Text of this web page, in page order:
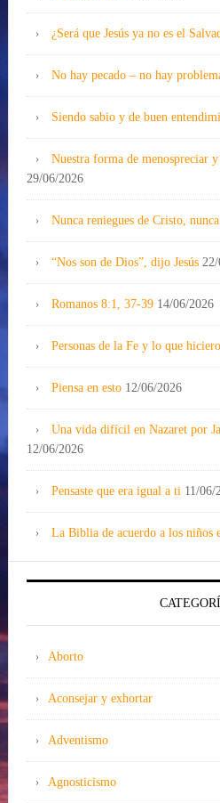
¿Será que Jesús ya no es el
No hay pecado – no hay
Siendo sabio y de buen
Nuestra forma de menospreciar
29/06/2026
Nunca reniegues de Cristo, nunca
“Nos son de Dios”, dijo Jesús
Romanos 8:1, 37-39 14/06/2026
Personas de la Fe y lo que
Piensa en esto 12/06/2026
Una vida difícil en Nazaret por
12/06/2026
Pensaste que era igual a ti 11/06/
La Biblia de acuerdo a los niños
Aborto
Aconsejar y exhortar
Adventismo
Agnosticismo